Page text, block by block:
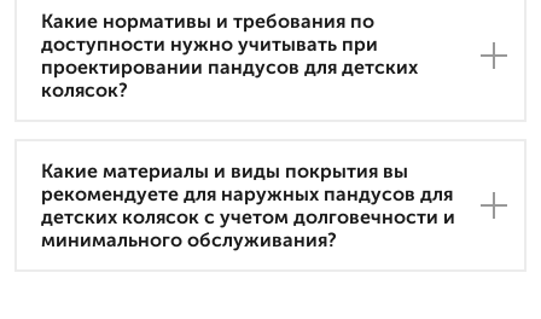
Какие нормативы и требования по
доступности нужно учитывать при
проектировании пандусов для детских
колясок?
Какие материалы и виды покрытия вы
рекомендуете для наружных пандусов для
детских колясок с учетом долговечности и
минимального обслуживания?